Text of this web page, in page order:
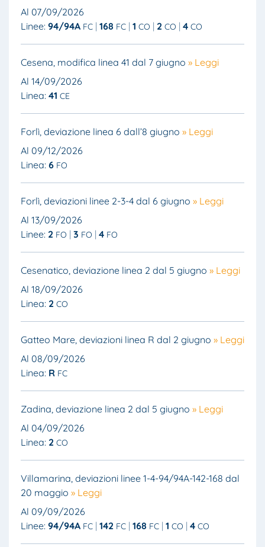
Al 07/09/2026
Linee: 94/94A FC 168 FC 1 CO 2 CO 4 CO
Cesena, modifica linea 41 dal 7 giugno » Leggi
Al 14/09/2026
Linea: 41 CE
Forlì, deviazione linea 6 dall’8 giugno » Leggi
Al 09/12/2026
Linea: 6 FO
Forlì, deviazioni linee 2-3-4 dal 6 giugno » Leggi
Al 13/09/2026
Linee: 2 FO 3 FO 4 FO
Cesenatico, deviazione linea 2 dal 5 giugno » Leggi
Al 18/09/2026
Linea: 2 CO
Gatteo Mare, deviazioni linea R dal 2 giugno » Leggi
Al 08/09/2026
Linea: R FC
Zadina, deviazione linea 2 dal 5 giugno » Leggi
Al 04/09/2026
Linea: 2 CO
Villamarina, deviazioni linee 1-4-94/94A-142-168 dal
20 maggio » Leggi
Al 09/09/2026
Linee: 94/94A FC 142 FC 168 FC 1 CO 4 CO